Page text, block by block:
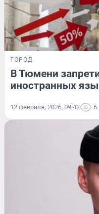
ГОРОД
В Тюмени
иностранных
12 февраля, 2026, 09:42 6